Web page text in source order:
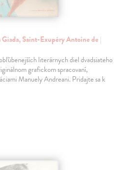
Saint-Exupéry Antoine de |
literárnych diel dvadsiateho
grafickom spracovaní,
Manuely Andreani. Pridajte sa k